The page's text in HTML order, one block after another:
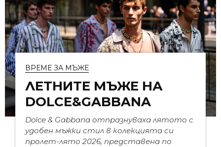
ВРЕМЕ ЗА МЪЖЕ
ЛЕТНИТЕ МЪЖЕ НА
DOLCE&GABBANA
Dolce & Gabbana отпразнуваха лятото с
удобен мъжки стил в колекцията си
пролет-лято 2026, представена по